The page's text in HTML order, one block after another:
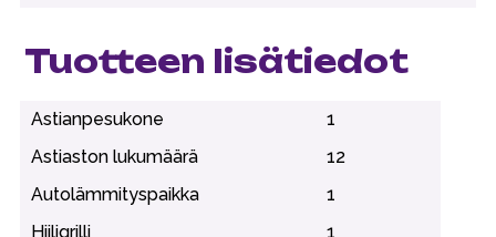
Tuotteen lisätiedot
Astianpesukone
1
Astiaston lukumäärä
12
Autolämmityspaikka
1
Hiiligrilli
1